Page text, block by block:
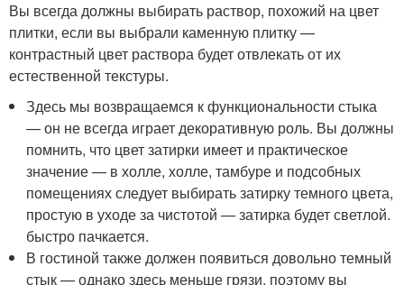
Вы всегда должны выбирать раствор, похожий на цвет
плитки, если вы выбрали каменную плитку —
контрастный цвет раствора будет отвлекать от их
естественной текстуры.
Здесь мы возвращаемся к функциональности стыка
— он не всегда играет декоративную роль. Вы должны
помнить, что цвет затирки имеет и практическое
значение — в холле, холле, тамбуре и подсобных
помещениях следует выбирать затирку темного цвета,
простую в уходе за чистотой — затирка будет светлой.
быстро пачкается.
В гостиной также должен появиться довольно темный
стык — однако здесь меньше грязи, поэтому вы